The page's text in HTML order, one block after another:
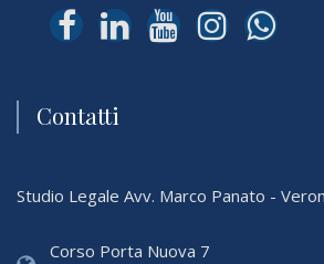
Contatti
Studio Legale Avv. Marco Panato -
Corso Porta Nuova 7